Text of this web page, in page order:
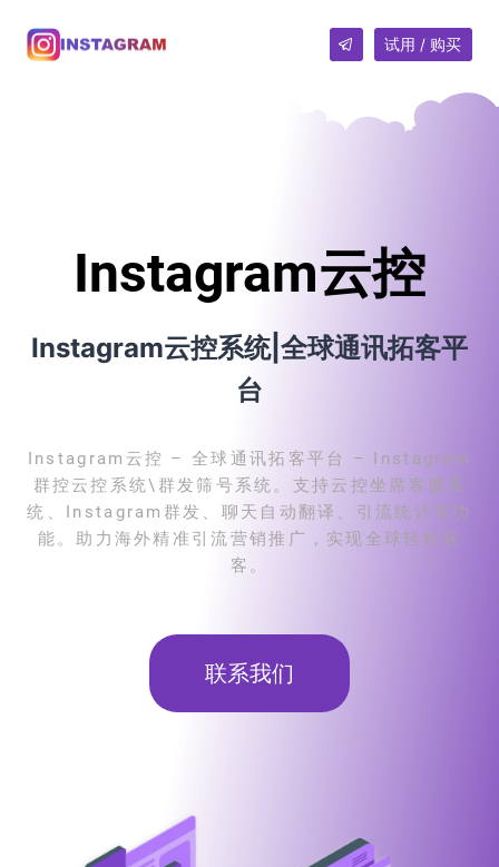
试用 / 购买
Instagram云控
Instagram云控系统|全球通讯拓客平
台
Instagram云控 – 全球通讯拓客平台 – Instagram
群控云控系统\群发筛号系统。支持云控坐席客服系
统、Instagram群发、聊天自动翻译、引流统计等功
能。助力海外精准引流营销推广，实现全球轻松获
客。
联系我们